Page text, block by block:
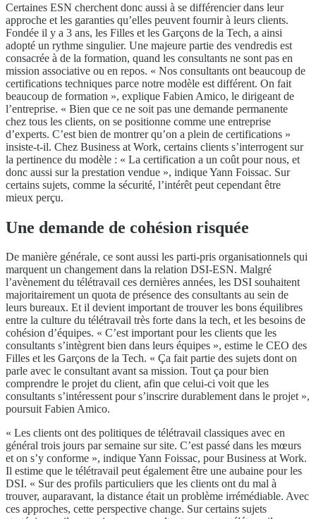
Certaines ESN cherchent donc aussi à se différencier dans leur
approche et les garanties qu’elles peuvent fournir à leurs clients.
Fondée il y a 3 ans, les Filles et les Garçons de la Tech, a ainsi
adopté un rythme singulier. Une majeure partie des vendredis est
consacrée à de la formation, quand les consultants ne sont pas en
mission associative ou en repos. « Nos consultants ont beaucoup de
certifications techniques parce notre modèle est différent. On fait
beaucoup de formation », explique Fabien Amico, le dirigeant de
l’entreprise. « Bien que ce ne soit pas une demande permanente
chez tous les clients, on se positionne comme une entreprise
d’experts. C’est bien de montrer qu’on a plein de certifications »
insiste-t-il. Chez Business at Work, certains clients s’interrogent sur
la pertinence du modèle : « La certification a un coût pour nous, et
donc aussi sur la prestation vendue », indique Yann Foissac. Sur
certains sujets, comme la sécurité, l’intérêt peut cependant être
mieux perçu.
Une demande de cohésion risquée
De manière générale, ce sont aussi les parti-pris organisationnels qui
marquent un changement dans la relation DSI-ESN. Malgré
l’avènement du télétravail ces dernières années, les DSI souhaitent
majoritairement un quota de présence des consultants au sein de
leurs bureaux. Et il devient important de trouver les bons équilibres
entre la culture du télétravail très forte dans la tech, et les besoins de
cohésion d’équipes. « C’est important pour les clients que les
consultants s’intègrent bien dans leurs équipes », estime le CEO des
Filles et les Garçons de la Tech. « Ça fait partie des sujets dont on
parle avec le consultant avant sa mission. Tout ça pour bien
comprendre le projet du client, afin que celui-ci voit que les
consultants s’intéressent pour s’inscrire durablement dans le projet »,
poursuit Fabien Amico.
« Les clients ont des politiques de télétravail classiques avec en
général trois jours par semaine sur site. C’est passé dans les mœurs
et on s’y conforme », indique Yann Foissac, pour Business at Work.
Il estime que le télétravail peut également être une aubaine pour les
DSI. « Sur des profils particuliers que les clients ont du mal à
trouver, auparavant, la distance était un problème irrémédiable. Avec
ces approches, cette perspective change. Sur certains sujets